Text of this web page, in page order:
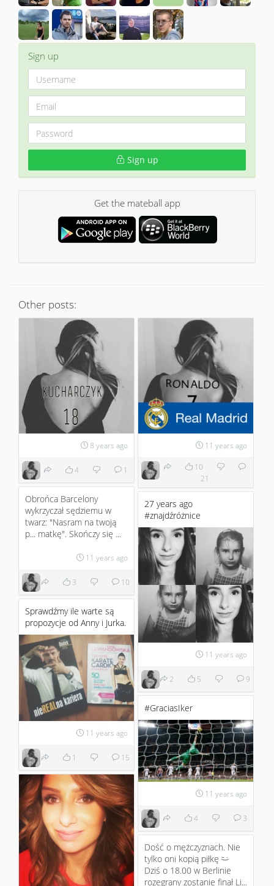
Sign up
Sign up
Get the mateball app
Other posts:
8 years ago
4 1
11 years ago
10
21
Obrońca Barcelony
wykrzyczał sędziemu w
twarz: "Nasram na twoją
p... matkę". Skończy się ...
11 years ago
3 10
27 years ago
#znajdźróżnice
11 years ago
2 5 9
Sprawdźmy ile warte są
propozycje od Anny i Jurka.
11 years ago
1 15
#GraciasIker
11 years ago
4 3
Dość o mężczyznach. Nie
tylko oni kopią piłkę
;)
Dziś o 18.00 w Berlinie
rozegrany zostanie finał Li...